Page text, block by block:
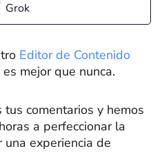
Grok
Editor de Contenido
mejor que nunca.
comentarios y hemos
a perfeccionar la
experiencia de